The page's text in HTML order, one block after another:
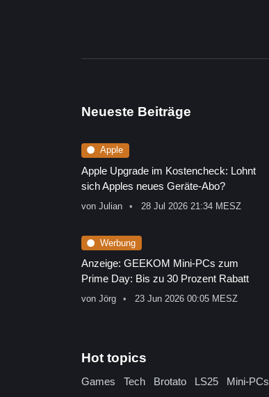
Neueste Beiträge
Apple
Apple Upgrade im Kostencheck: Lohnt
sich Apples neues Geräte-Abo?
von Julian 28 Jul 2026 21:34 MESZ
Werbung
Anzeige: GEEKOM Mini-PCs zum
Prime Day: Bis zu 30 Prozent Rabatt
von Jörg 23 Jun 2026 00:05 MESZ
Hot topics
Games Tech Brotato LS25 Mini-PCs